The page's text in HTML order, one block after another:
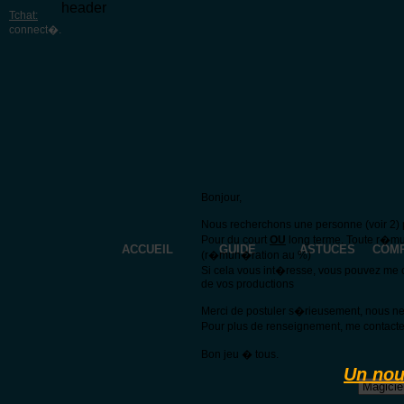
Tchat:
connect�.
header
ACCUEIL GUIDE ASTUCES
Bonjour,
Nous recherchons une personne (voir
Pour du court OU long terme. Toute
(r�mun�ration au %)
Si cela vous int�resse, vous pouvez
de vos productions
Merci de postuler s�rieusement, nous
Pour plus de renseignement, me
Bon jeu � tous.
Un